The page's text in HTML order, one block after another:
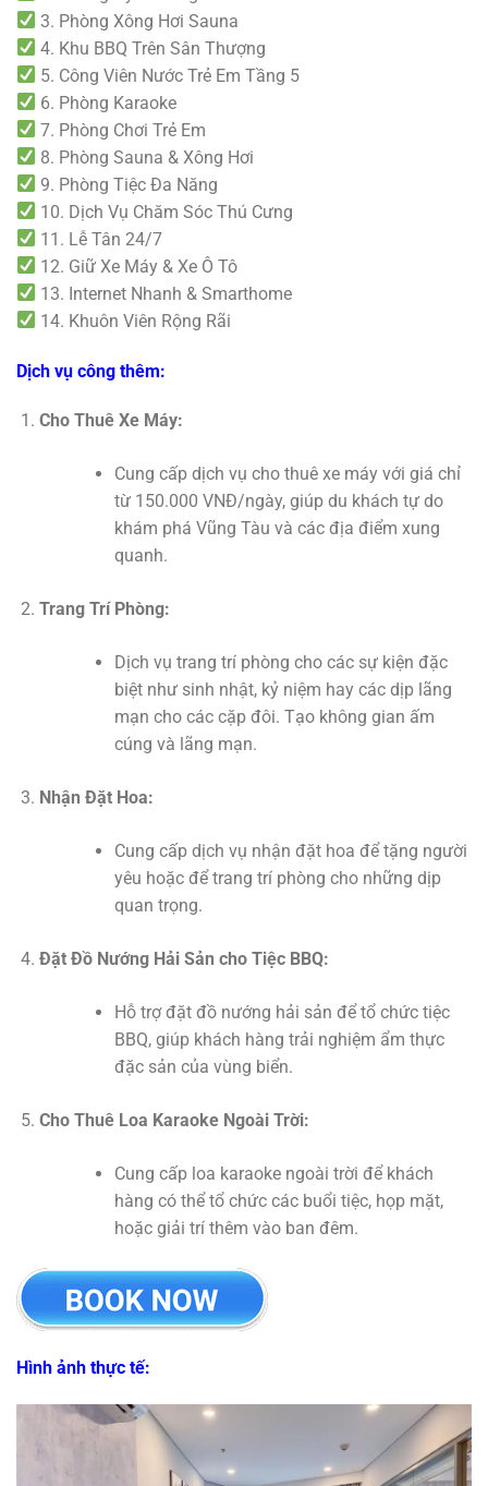
3. Phòng Xông Hơi Sauna
4. Khu BBQ Trên Sân Thượng
5. Công Viên Nước Trẻ Em Tầng 5
6. Phòng Karaoke
7. Phòng Chơi Trẻ Em
8. Phòng Sauna & Xông Hơi
9. Phòng Tiệc Đa Năng
10. Dịch Vụ Chăm Sóc Thú Cưng
11. Lễ Tân 24/7
12. Giữ Xe Máy & Xe Ô Tô
13. Internet Nhanh & Smarthome
14. Khuôn Viên Rộng Rãi
Dịch vụ công thêm:
Cho Thuê Xe Máy:
Cung cấp dịch vụ cho thuê xe máy với giá chỉ
từ 150.000 VNĐ/ngày, giúp du khách tự do
khám phá Vũng Tàu và các địa điểm xung
quanh.
Trang Trí Phòng:
Dịch vụ trang trí phòng cho các sự kiện đặc
biệt như sinh nhật, kỷ niệm hay các dịp lãng
mạn cho các cặp đôi. Tạo không gian ấm
cúng và lãng mạn.
Nhận Đặt Hoa:
Cung cấp dịch vụ nhận đặt hoa để tặng người
yêu hoặc để trang trí phòng cho những dịp
quan trọng.
Đặt Đồ Nướng Hải Sản cho Tiệc BBQ:
Hỗ trợ đặt đồ nướng hải sản để tổ chức tiệc
BBQ, giúp khách hàng trải nghiệm ẩm thực
đặc sản của vùng biển.
Cho Thuê Loa Karaoke Ngoài Trời:
Cung cấp loa karaoke ngoài trời để khách
hàng có thể tổ chức các buổi tiệc, họp mặt,
hoặc giải trí thêm vào ban đêm.
Hình ảnh thực tế: